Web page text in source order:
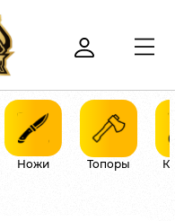
Ножи Топоры